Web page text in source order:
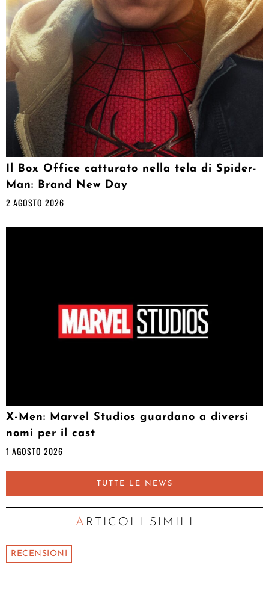
Il Box Office catturato nella tela di Spider-
Man: Brand New Day
2 AGOSTO 2026
X-Men: Marvel Studios guardano a diversi
nomi per il cast
1 AGOSTO 2026
TUTTE LE NEWS
ARTICOLI SIMILI
RECENSIONI